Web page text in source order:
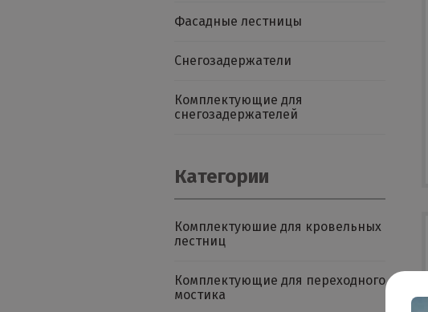
Фасадные лестницы
Снегозадержатели
Комплектующие для
снегозадержателей
Категории
Комплектуюшие для кровельных
лестниц
Комплектующие для переходного
мостика